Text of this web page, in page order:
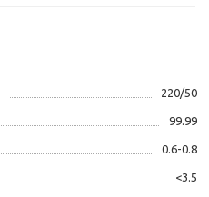
220/50
99.99
0.6-0.8
<3.5